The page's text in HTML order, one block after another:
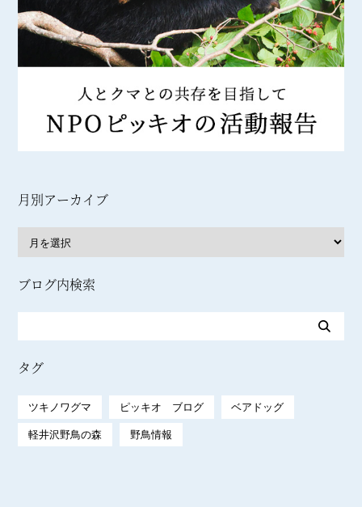
月別アーカイブ
ブログ内検索
タグ
ツキノワグマ ピッキオ ブログ ベアドッグ
軽井沢野鳥の森 野鳥情報